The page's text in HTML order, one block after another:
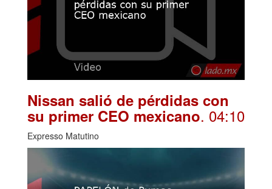
Nissan salió de pérdidas con
su primer CEO mexicano. 04:10
Expresso Matutino